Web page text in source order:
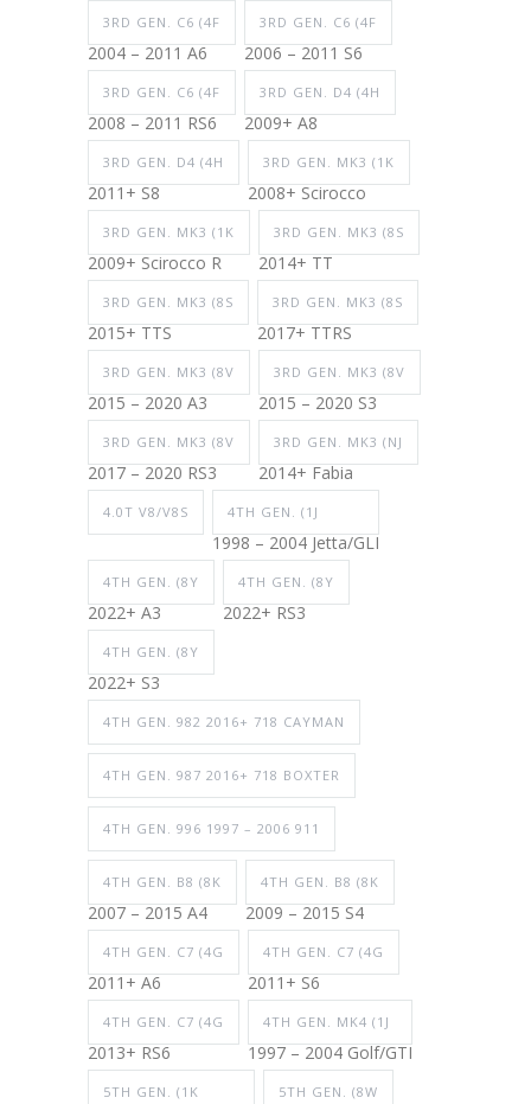
3RD GEN. C6 (4F
2004 – 2011 A6
3RD GEN. C6 (4F
2006 – 2011 S6
3RD GEN. C6 (4F
2008 – 2011 RS6
3RD GEN. D4 (4H
2009+ A8
3RD GEN. D4 (4H
2011+ S8
3RD GEN. MK3 (1K
2008+ Scirocco
3RD GEN. MK3 (1K
2009+ Scirocco R
3RD GEN. MK3 (8S
2014+ TT
3RD GEN. MK3 (8S
2015+ TTS
3RD GEN. MK3 (8S
2017+ TTRS
3RD GEN. MK3 (8V
2015 – 2020 A3
3RD GEN. MK3 (8V
2015 – 2020 S3
3RD GEN. MK3 (8V
2017 – 2020 RS3
3RD GEN. MK3 (NJ
2014+ Fabia
4.0T V8/V8S 4TH GEN. (1J
1998 – 2004 Jetta/GLI
4TH GEN. (8Y
2022+ A3
4TH GEN. (8Y
2022+ RS3
4TH GEN. (8Y
2022+ S3
4TH GEN. 982 2016+ 718 CAYMAN
4TH GEN. 987 2016+ 718 BOXTER
4TH GEN. 996 1997 – 2006 911
4TH GEN. B8 (8K
2007 – 2015 A4
4TH GEN. B8 (8K
2009 – 2015 S4
4TH GEN. C7 (4G
2011+ A6
4TH GEN. C7 (4G
2011+ S6
4TH GEN. C7 (4G
2013+ RS6
4TH GEN. MK4 (1J
1997 – 2004 Golf/GTI
5TH GEN. (1K 5TH GEN. (8W